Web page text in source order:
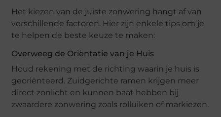
Het kiezen van de juiste zonwering hangt af van
verschillende factoren. Hier zijn enkele tips om je
te helpen de beste keuze te maken:
Overweeg de Oriëntatie van je Huis
Houd rekening met de richting waarin je huis is
georiënteerd. Zuidgerichte ramen krijgen meer
direct zonlicht en kunnen baat hebben bij
zwaardere zonwering zoals rolluiken of markiezen.